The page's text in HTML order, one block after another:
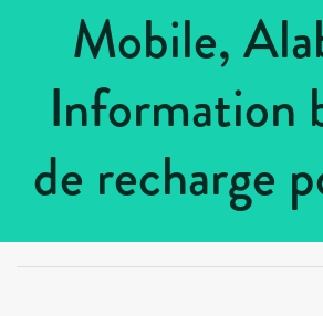
Mobile,
Information
de recharge
États-Unis >